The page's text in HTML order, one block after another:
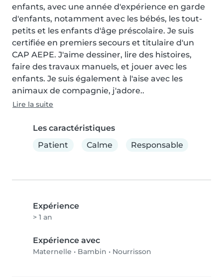
enfants, avec une année d'expérience en garde
d'enfants, notamment avec les bébés, les tout-
petits et les enfants d'âge préscolaire. Je suis
certifiée en premiers secours et titulaire d'un
CAP AEPE. J'aime dessiner, lire des histoires,
faire des travaux manuels, et jouer avec les
enfants. Je suis également à l'aise avec les
animaux de compagnie, j'adore..
Lire la suite
Les caractéristiques
Patient
Calme Responsable
Expérience
> 1 an
Expérience avec
Maternelle • Bambin • Nourrisson